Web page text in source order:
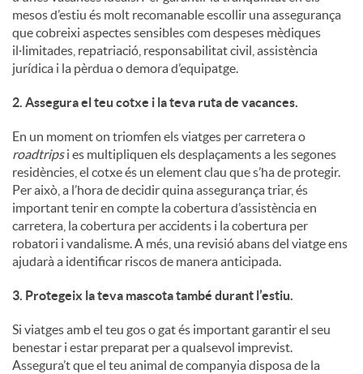
mesos d’estiu és molt recomanable escollir una assegurança
que cobreixi aspectes sensibles com despeses mèdiques
il·limitades, repatriació, responsabilitat civil, assistència
jurídica i la pèrdua o demora d’equipatge.
2. Assegura el teu cotxe i la teva ruta de vacances.
En un moment on triomfen els viatges per carretera o
roadtripsi es multipliquen els desplaçaments a les segones
residències, el cotxe és un element clau que s’ha de protegir.
Per això, a l’hora de decidir quina assegurança triar, és
important tenir en compte la cobertura d’assistència en
carretera, la cobertura per accidents i la cobertura per
robatori i vandalisme. A més, una revisió abans del viatge ens
ajudarà a identificar riscos de manera anticipada.
3. Protegeix la teva mascota també durant l’estiu.
Si viatges amb el teu gos o gat és important garantir el seu
benestar i estar preparat per a qualsevol imprevist.
Assegura’t que el teu animal de companyia disposa de la